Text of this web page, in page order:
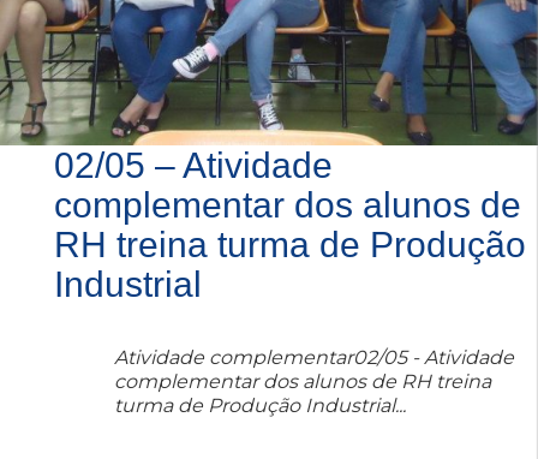
02/05 – Atividade
complementar dos alunos de
RH treina turma de Produção
Industrial
Atividade complementar02/05 - Atividade
complementar dos alunos de RH treina
turma de Produção Industrial...